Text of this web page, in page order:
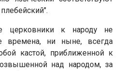
церковники к народу не
времена, ни ныне, всегда
кастой, приближенной к
над народом, за